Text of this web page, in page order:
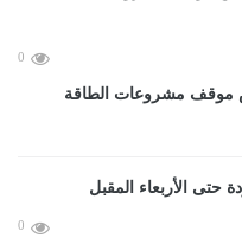
0
موقف مشروعات الطاقة
0